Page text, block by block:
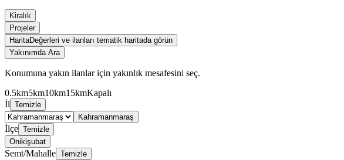
Kiralık
Projeler
HaritaDeğerleri ve ilanları tematik haritada görün
Yakınımda Ara
Konumuna yakın ilanlar için yakınlık mesafesini seç.
0.5km5km10km15kmKapalı
İl Temizle
Kahramanmaraş
İlçe Temizle
Onikişubat
Semt/Mahalle Temizle